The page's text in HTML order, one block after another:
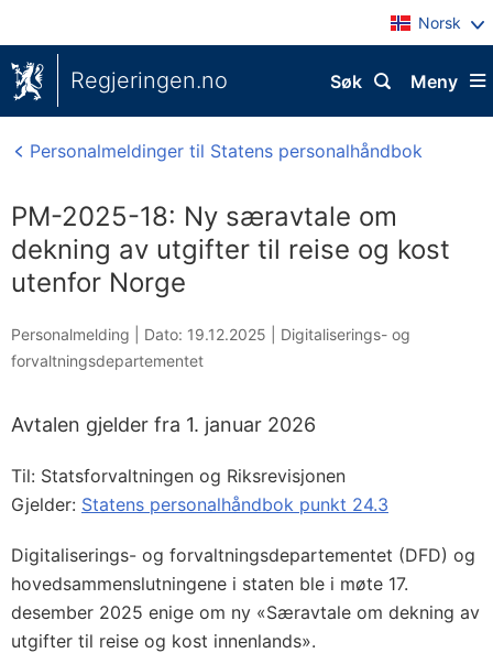
Norsk
Regjeringen.no Meny
Søk
Personalmeldinger til Statens personalhåndbok
PM-2025-18: Ny særavtale om
dekning av utgifter til reise og kost
utenfor Norge
Personalmelding | Dato: 19.12.2025
Digitaliserings- og
forvaltningsdepartementet
Avtalen gjelder fra 1. januar 2026
Til: Statsforvaltningen og Riksrevisjonen
Gjelder: Statens personalhåndbok punkt 24.3
Digitaliserings- og forvaltningsdepartementet (DFD) og
hovedsammenslutningene i staten ble i møte 17.
desember 2025 enige om ny «Særavtale om dekning av
utgifter til reise og kost innenlands».